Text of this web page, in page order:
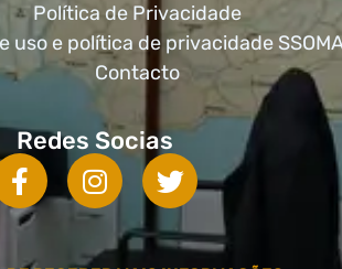
Política de Privacidade
uso e política de privacidade
Contacto
Redes Socias